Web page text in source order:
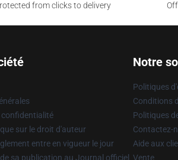
from clicks to delivery
confidentialité
sur le droit d'auteur
entre en vigueur le jour
sa publication au Journal officiel
Notre
Politiques
Conditions
Politiques
Contactez-
Aide aux
Vente